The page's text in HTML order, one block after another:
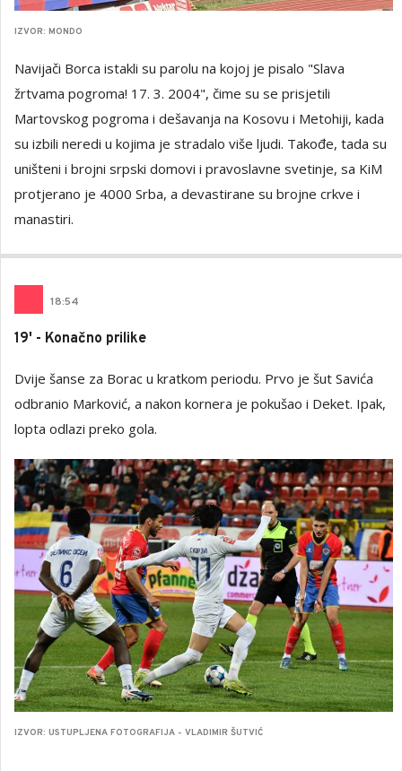
IZVOR: MONDO
Navijači Borca istakli su parolu na kojoj je pisalo "Slava
žrtvama pogroma! 17. 3. 2004", čime su se prisjetili
Martovskog pogroma i dešavanja na Kosovu i Metohiji, kada
su izbili neredi u kojima je stradalo više ljudi. Takođe, tada su
uništeni i brojni srpski domovi i pravoslavne svetinje, sa KiM
protjerano je 4000 Srba, a devastirane su brojne crkve i
manastiri.
18:54
19' - Konačno prilike
Dvije šanse za Borac u kratkom periodu. Prvo je šut Savića
odbranio Marković, a nakon kornera je pokušao i Deket. Ipak,
lopta odlazi preko gola.
IZVOR: USTUPLJENA FOTOGRAFIJA - VLADIMIR ŠUTVIĆ